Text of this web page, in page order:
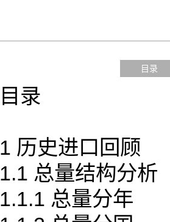
目录
目录
1 历史进口回顾
1.1 总量结构分析
1.1.1 总量分年